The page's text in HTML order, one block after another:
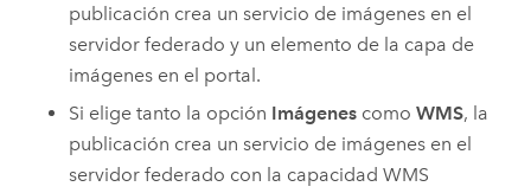
publicación crea un servicio de imágenes en el
servidor federado y un elemento de la capa de
imágenes en el portal.
Si elige tanto la opción Imágenes comoWMS, la
publicación crea un servicio de imágenes en el
servidor federado con la capacidad WMS